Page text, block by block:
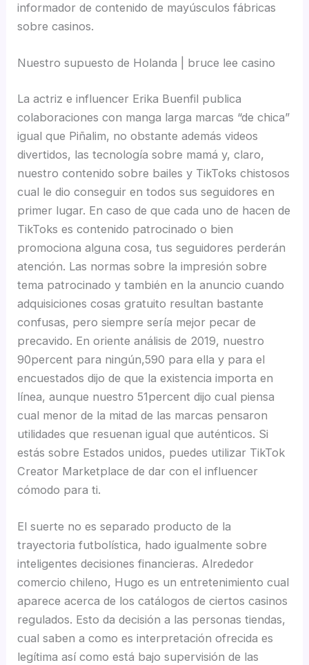
informador de contenido de mayúsculos fábricas
sobre casinos.
Nuestro supuesto de Holanda | bruce lee casino
La actriz e influencer Erika Buenfil publica
colaboraciones con manga larga marcas “de chica”
igual que Piñalim, no obstante además videos
divertidos, las tecnología sobre mamá y, claro,
nuestro contenido sobre bailes y TikToks chistosos
cual le dio conseguir en todos sus seguidores en
primer lugar. En caso de que cada uno de hacen de
TikToks es contenido patrocinado o bien
promociona alguna cosa, tus seguidores perderán
atención. Las normas sobre la impresión sobre
tema patrocinado y también en la anuncio cuando
adquisiciones cosas gratuito resultan bastante
confusas, pero siempre serí­a mejor pecar de
precavido. En oriente análisis de 2019, nuestro
90percent para ningún,590 para ella y para el
encuestados dijo de que la existencia importa en
línea, aunque nuestro 51percent dijo cual piensa
cual menor de la mitad de las marcas pensaron
utilidades que resuenan igual que auténticos. Si
estás sobre Estados unidos, puedes utilizar TikTok
Creator Marketplace de dar con el influencer
cómodo para ti.
El suerte no es separado producto de la
trayectoria futbolística, hado igualmente sobre
inteligentes decisiones financieras. Alrededor
comercio chileno, Hugo es un entretenimiento cual
aparece acerca de los catálogos de ciertos casinos
regulados. Esto da decisión a las personas tiendas,
cual saben a como es interpretación ofrecida es
legítima así­ como está bajo supervisión de las